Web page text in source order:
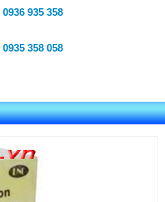
0936 935 358
0935 358 058